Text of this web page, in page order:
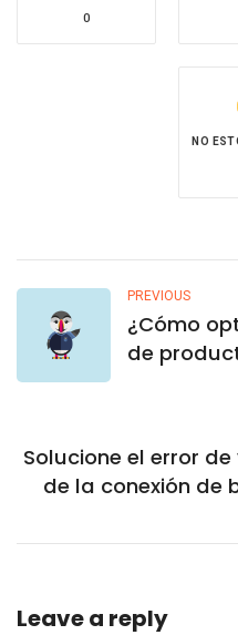
0
NO
PREVIOUS
¿Cómo
de
Solucione el error
de la conexión de
Leave a reply